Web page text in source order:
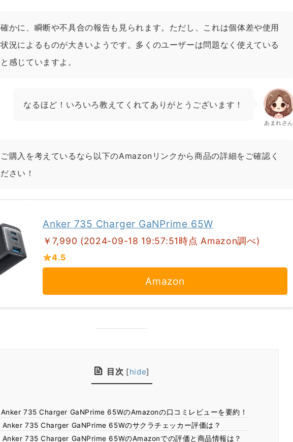
確かに、瞬断や不具合の報告も見られます。ただし、これは個体差や使用
状況によるものが大きいようです。多くのユーザーは問題なく使えている
と感じていますよ。
なるほど！いろいろ教えてくれてありがとうございます！
あまれさん
ご購入を考えているなら以下のAmazonリンクから商品の詳細をご確認く
ださい！
Anker 735 Charger GaNPrime 65W
￥7,990 (2024-09-18 19:57:51時点 Amazon調べ)
4.5
Amazon
目次 [hide]
Anker 735 Charger GaNPrime 65WのAmazonの口コミレビューを要約！
Anker 735 Charger GaNPrime 65Wのサクラチェッカー評価は？
Anker 735 Charger GaNPrime 65WのAmazonでの評価と商品情報は？